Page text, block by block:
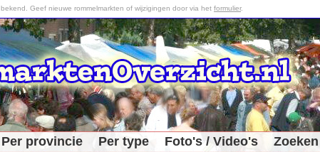
bekend. Geef nieuwe rommelmarkten of wijzigingen door via het formulier.
Per provincie Per type Foto's / Video's Zoeken